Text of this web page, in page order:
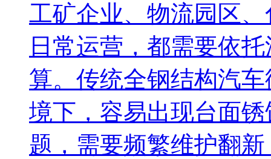
工矿企业、物流园区
日常运营，都需要依
算。传统全钢结构汽
境下，容易出现台面
题，需要频繁维护翻